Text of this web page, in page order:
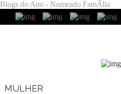
Blogs do Ano - Nomeado FamÃ­lia
MULHER